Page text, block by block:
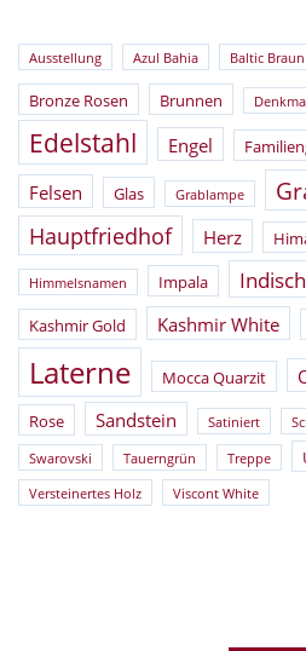
Ausstellung Azul Bahia Baltic Braun
Bronze Rosen Brunnen
Edelstahl Engel
Felsen Glas Grablampe
Hauptfriedhof Herz
Himmelsnamen Impala
Kashmir Gold Kashmir White
Laterne Mocca Quarzit
Rose Sandstein Satiniert
Swarovski Tauerngrün Treppe
Versteinertes Holz Viscont White